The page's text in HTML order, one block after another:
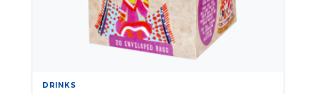
DRINKS